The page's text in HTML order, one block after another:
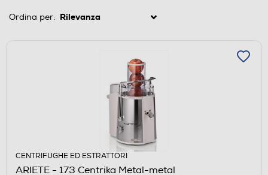
Ordina per:
CENTRIFUGHE ED ESTRATTORI
ARIETE - 173 Centrika Metal-metal